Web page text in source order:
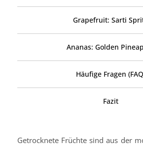
Grapefruit: Sarti
Ananas: Golden
Häufige Fragen
Fazit
Getrocknete Früchte sind aus der